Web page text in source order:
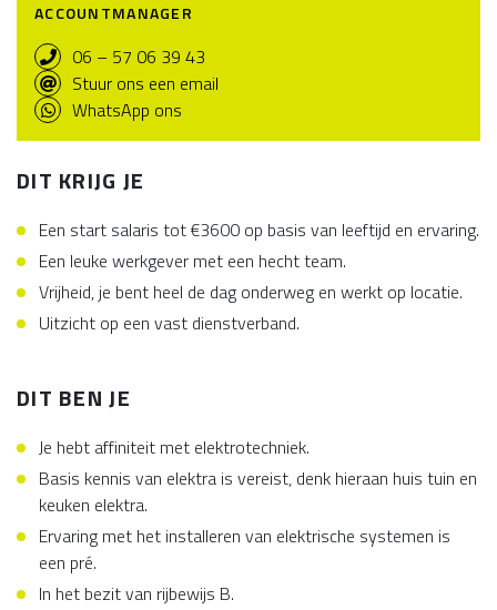
ACCOUNTMANAGER
06 – 57 06 39 43
Stuur ons een email
WhatsApp ons
DIT KRIJG JE
Een start salaris tot €3600 op basis van leeftijd en ervaring.
Een leuke werkgever met een hecht team.
Vrijheid, je bent heel de dag onderweg en werkt op locatie.
Uitzicht op een vast dienstverband.
DIT BEN JE
Je hebt affiniteit met elektrotechniek.
Basis kennis van elektra is vereist, denk hieraan huis tuin en
keuken elektra.
Ervaring met het installeren van elektrische systemen is
een pré.
In het bezit van rijbewijs B.